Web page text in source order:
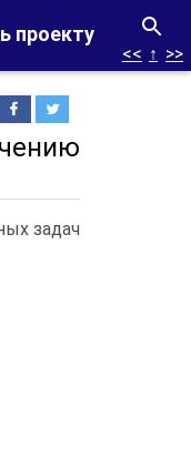
проекту
<< ↑ >>
задач